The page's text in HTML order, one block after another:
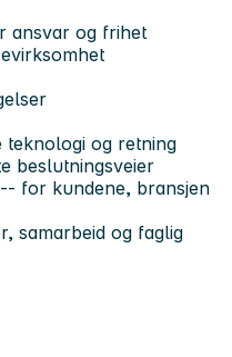
ansvar og frihet
teknologi og retning
beslutningsveier
for kundene, bransjen
samarbeid og faglig